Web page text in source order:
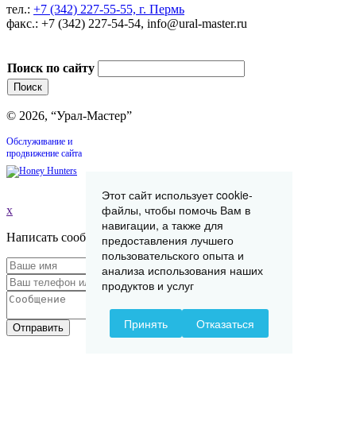
тел.: +7 (342) 227-55-55, г. Пермь
факс.: +7 (342) 227-54-54, info@ural-master.ru
Поиск по сайту
© 2026, “Урал-Мастер”
Обслуживание и
продвижение сайта
x
Написать сообщение
Отправить
Этот сайт использует cookie-
файлы, чтобы помочь Вам в
навигации, а также для
предоставления лучшего
пользовательского опыта и
анализа использования наших
продуктов и услуг
Принять Отказаться